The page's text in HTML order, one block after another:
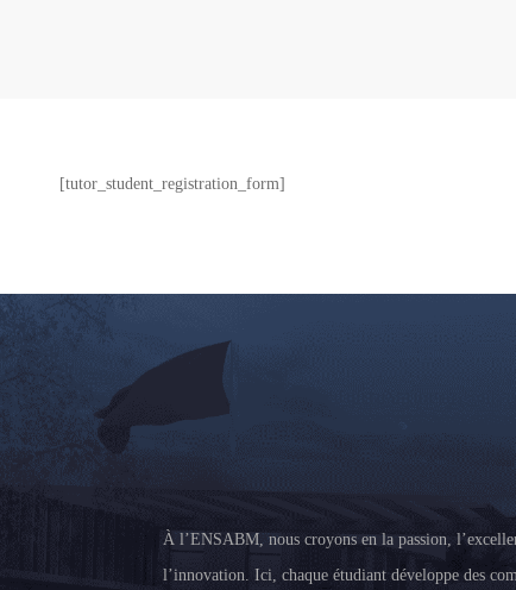
[tutor_student_registration_form]
À l’ENSABM, nous croyons en la passion,
l’innovation. Ici, chaque étudiant développe des